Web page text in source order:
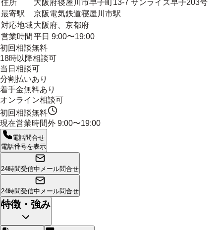
住所
大阪府寝屋川市早子町13-7 サンライズ早子203号
最寄駅
京阪電気鉄道寝屋川市駅
対応地域大阪府、京都府
営業時間 平日 9:00〜19:00
初回相談無料
18時以降相談可
当日相談可
分割払いあり
着手金無料あり
オンライン相談可
初回相談無料
現在営業時間外 9:00〜19:00
電話問合せ
電話番号を表示
24時間受信中 メール問合せ
24時間受信中 メール問合せ
特徴・強み